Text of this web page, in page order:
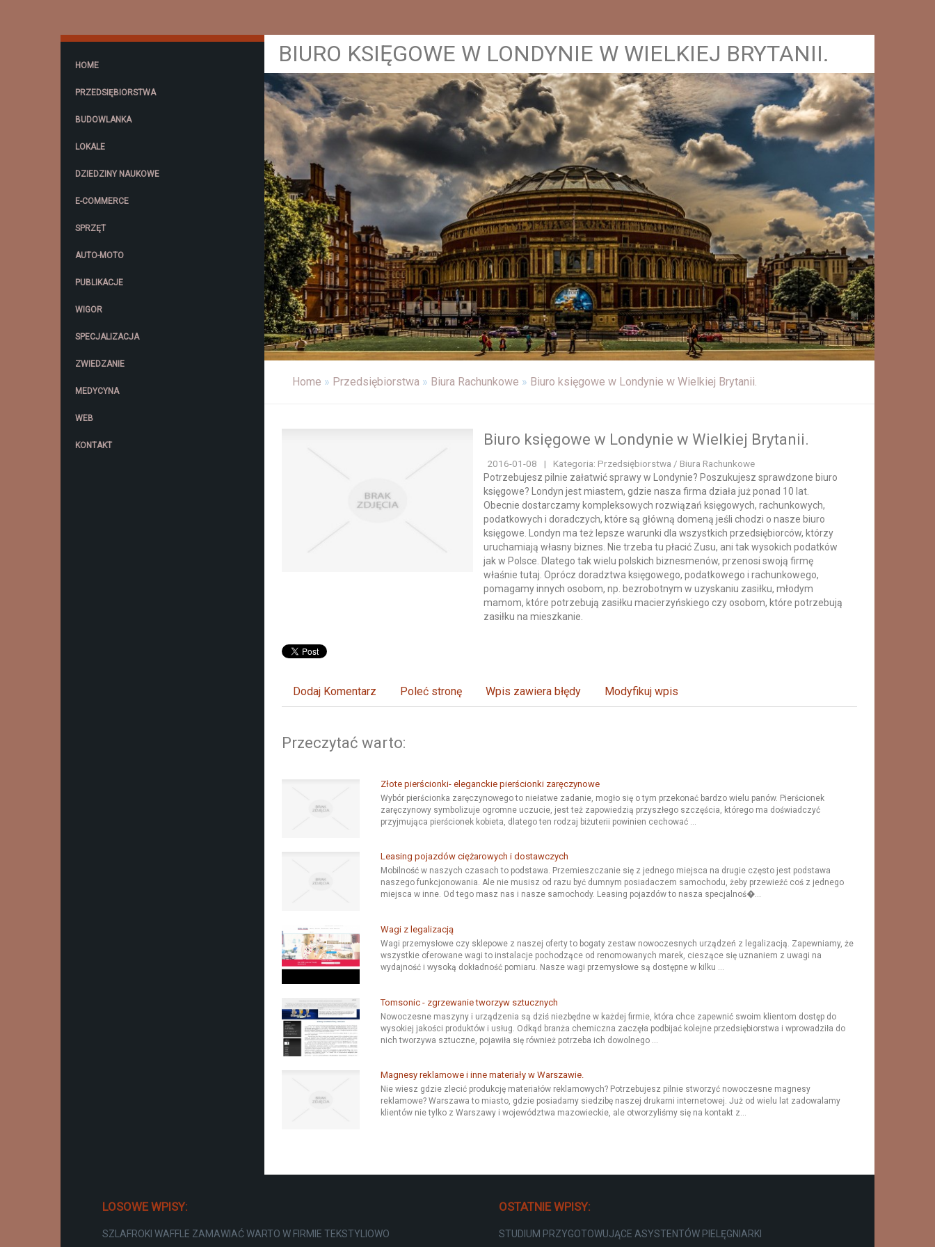
HOME
PRZEDSIĘBIORSTWA
BUDOWLANKA
LOKALE
DZIEDZINY NAUKOWE
E-COMMERCE
SPRZĘT
AUTO-MOTO
PUBLIKACJE
WIGOR
SPECJALIZACJA
ZWIEDZANIE
MEDYCYNA
WEB
KONTAKT
BIURO KSIĘGOWE W LONDYNIE W WIELKIEJ BRYTANII.
Home » Przedsiębiorstwa» Biura Rachunkowe » Biuro księgowe w Londynie w Wielkiej Brytanii.
Biuro księgowe w Londynie w Wielkiej Brytanii.
2016-01-08 |
Kategoria: Przedsiębiorstwa / Biura Rachunkowe
Potrzebujesz pilnie załatwić sprawy w Londynie? Poszukujesz sprawdzone biuro
księgowe? Londyn jest miastem, gdzie nasza firma działa już ponad 10 lat.
Obecnie dostarczamy kompleksowych rozwiązań księgowych, rachunkowych,
podatkowych i doradczych, które są główną domeną jeśli chodzi o nasze biuro
księgowe. Londyn ma też lepsze warunki dla wszystkich przedsiębiorców, którzy
uruchamiają własny biznes. Nie trzeba tu płacić Zusu, ani tak wysokich podatków
jak w Polsce. Dlatego tak wielu polskich biznesmenów, przenosi swoją firmę
właśnie tutaj. Oprócz doradztwa księgowego, podatkowego i rachunkowego,
pomagamy innych osobom, np. bezrobotnym w uzyskaniu zasiłku, młodym
mamom, które potrzebują zasiłku macierzyńskiego czy osobom, które potrzebują
zasiłku na mieszkanie.
Dodaj Komentarz Poleć stronę Wpis zawiera błędy Modyfikuj wpis
Przeczytać warto:
Złote pierścionki- eleganckie pierścionki zaręczynowe
Wybór pierścionka zaręczynowego to niełatwe zadanie, mogło się o tym przekonać bardzo wielu panów. Pierścionek
zaręczynowy symbolizuje ogromne uczucie, jest też zapowiedzią przyszłego szczęścia, którego ma doświadczyć
przyjmująca pierścionek kobieta, dlatego ten rodzaj biżuterii powinien cechować ...
Leasing pojazdów ciężarowych i dostawczych
Mobilność w naszych czasach to podstawa. Przemieszczanie się z jednego miejsca na drugie często jest podstawa
naszego funkcjonowania. Ale nie musisz od razu być dumnym posiadaczem samochodu, żeby przewieźć coś z jednego
miejsca w inne. Od tego masz nas i nasze samochody. Leasing pojazdów to nasza specjalnoś�...
Wagi z legalizacją
Wagi przemysłowe czy sklepowe z naszej oferty to bogaty zestaw nowoczesnych urządzeń z legalizacją. Zapewniamy, że
wszystkie oferowane wagi to instalacje pochodzące od renomowanych marek, cieszące się uznaniem z uwagi na
wydajność i wysoką dokładność pomiaru. Nasze wagi przemysłowe są dostępne w kilku ...
Tomsonic - zgrzewanie tworzyw sztucznych
Nowoczesne maszyny i urządzenia są dziś niezbędne w każdej firmie, która chce zapewnić swoim klientom dostęp do
wysokiej jakości produktów i usług. Odkąd branża chemiczna zaczęła podbijać kolejne przedsiębiorstwa i wprowadziła do
nich tworzywa sztuczne, pojawiła się również potrzeba ich dowolnego ...
Magnesy reklamowe i inne materiały w Warszawie.
Nie wiesz gdzie zlecić produkcję materiałów reklamowych? Potrzebujesz pilnie stworzyć nowoczesne magnesy
reklamowe? Warszawa to miasto, gdzie posiadamy siedzibę naszej drukarni internetowej. Już od wielu lat zadowalamy
klientów nie tylko z Warszawy i województwa mazowieckie, ale otworzyliśmy się na kontakt z...
LOSOWE WPISY:
SZLAFROKI WAFFLE ZAMAWIAĆ WARTO W FIRMIE TEKSTYLIOWO
OSTATNIE WPISY:
STUDIUM PRZYGOTOWUJĄCE ASYSTENTÓW PIELĘGNIARKI